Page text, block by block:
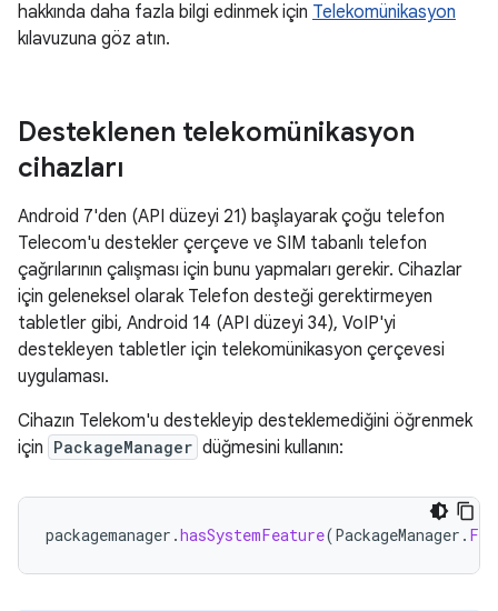
hakkında daha fazla bilgi edinmek için Telekomünikasyon
kılavuzuna göz atın.
Desteklenen telekomünikasyon
cihazları
Android 7'den (API düzeyi 21) başlayarak çoğu telefon
Telecom'u destekler çerçeve ve SIM tabanlı telefon
çağrılarının çalışması için bunu yapmaları gerekir. Cihazlar
için geleneksel olarak Telefon desteği gerektirmeyen
tabletler gibi, Android 14 (API düzeyi 34), VoIP'yi
destekleyen tabletler için telekomünikasyon çerçevesi
uygulaması.
Cihazın Telekom'u destekleyip desteklemediğini öğrenmek
için PackageManager düğmesini kullanın:
packagemanager .hasSystemFeature(PackageManager .